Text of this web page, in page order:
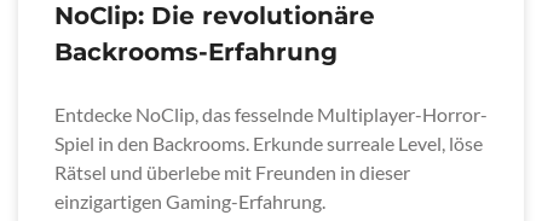
NoClip: Die revolutionäre
Backrooms-Erfahrung
Entdecke NoClip, das fesselnde Multiplayer-Horror-
Spiel in den Backrooms. Erkunde surreale Level, löse
Rätsel und überlebe mit Freunden in dieser
einzigartigen Gaming-Erfahrung.